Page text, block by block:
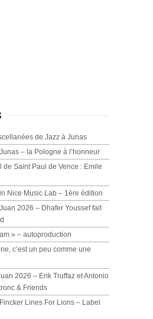
de Jazz à Junas
– la Pologne à l’honneur
de Saint Paul de Vence : Emile
Nice Music Lab – 1ère édition
2026 – Dhafer Youssef fait
» – autoproduction
c’est un peu comme une
2026 – Erik Truffaz et Antonio
& Friends
Lines For Lions – Label